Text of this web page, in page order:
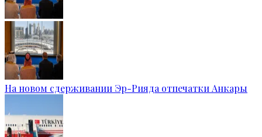
На новом сдерживании Эр-Рияда отпечатки Анкары